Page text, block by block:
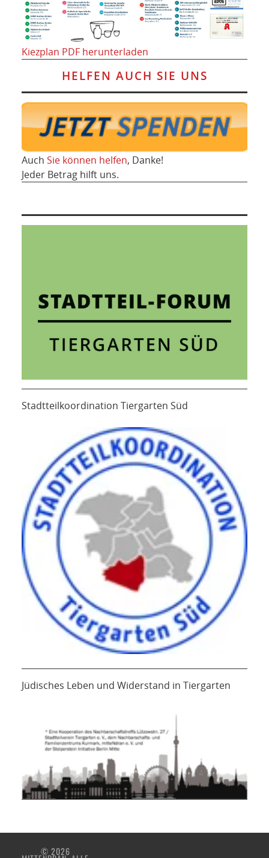
Kiezplan PDF herunterladen
HELFEN AUCH SIE UNS
Auch Sie können helfen, Danke!
Jeder Betrag hilft uns.
Stadtteilkoordination Tiergarten Süd
Jüdisches Leben und Widerstand in Tiergarten
© 2026